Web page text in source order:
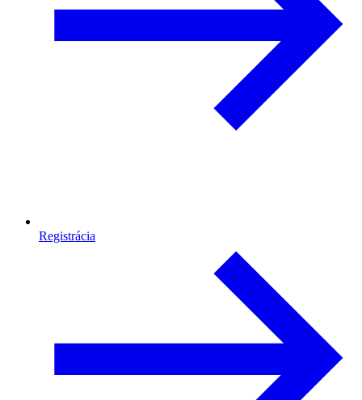
Registrácia